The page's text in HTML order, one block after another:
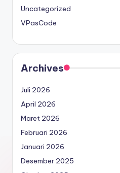
Uncategorized
VPasCode
Archives
Juli 2026
April 2026
Maret 2026
Februari 2026
Januari 2026
Desember 2025